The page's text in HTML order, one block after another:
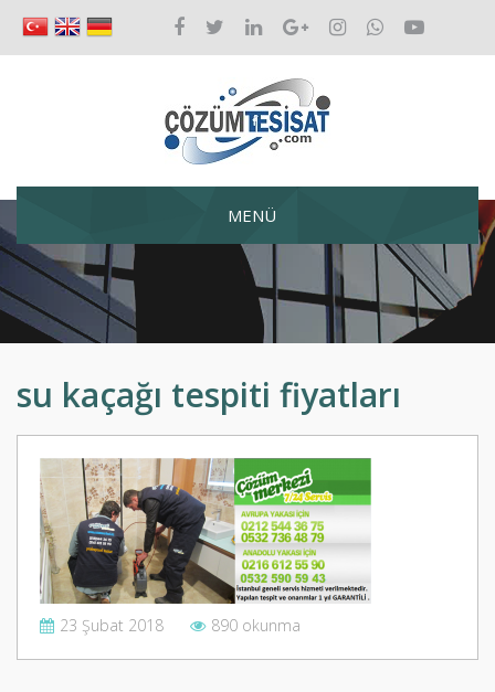
MENÜ
su kaçağı tespiti fiyatları
23 Şubat 2018 890 okunma